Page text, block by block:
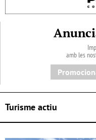
amb les
Turisme actiu